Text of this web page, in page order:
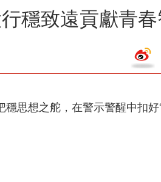
穩致遠貢獻青
思想之舵，在警示警醒中扣好